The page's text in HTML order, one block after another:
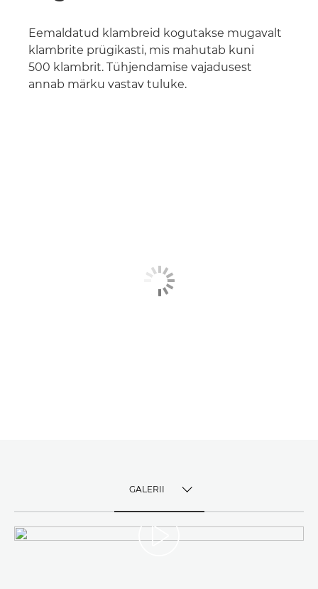
Eemaldatud klambreid kogutakse mugavalt
klambrite prügikasti, mis mahutab kuni
500 klambrit. Tühjendamise vajadusest
annab märku vastav tuluke.
GALERII